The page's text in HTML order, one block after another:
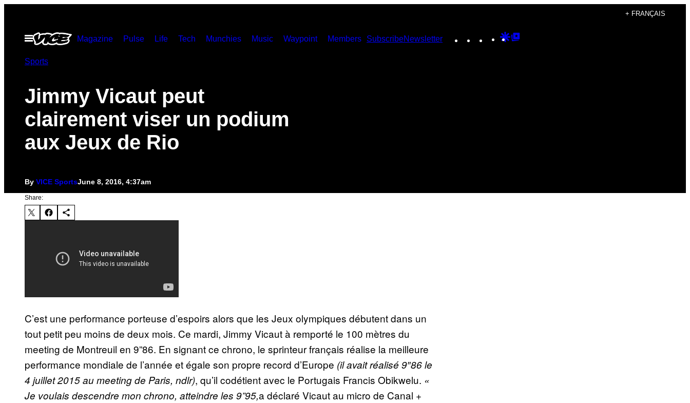
content
+ FRANÇAIS
Open
Menu
Magazine Pulse Life Tech Munchies Music Waypoint Members SubscribeNewsletter Instagram
TikTokYouTube
Google
Sports
Jimmy Vicaut peut
clairement viser un podium
aux Jeux de Rio
By VICE SportsJune 8, 2016, 4:37am
Share:
C’est une performance porteuse d’espoirs alors que les Jeux olympiques débutent dans un
tout petit peu moins de deux mois. Ce mardi, Jimmy Vicaut à remporté le 100 mètres du
meeting de Montreuil en 9”86. En signant ce chrono, le sprinteur français réalise la meilleure
performance mondiale de l’année et égale son propre record d’Europe (il avait réalisé 9″86 le
4 juillet 2015 au meeting de Paris, ndlr), qu’il codétient avec le Portugais Francis Obikwelu. «
Je voulais descendre mon chrono, atteindre les 9”95,a déclaré Vicaut au micro de Canal +